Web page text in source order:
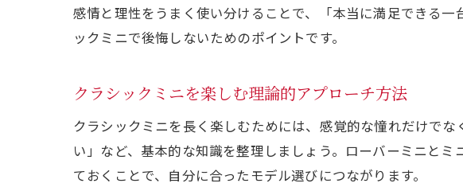
クラシックミニと
クラシックミ
ミニクーパー
クラシックミ
安心してクラシッ
感情と理性をうまく使い分けることで、「本当に満足できる
ックミニで後悔しないためのポイントです。
クラシックミニを楽しむ理論的アプローチ方法
クラシックミニを長く楽しむためには、感覚的な憧れだけで
い」など、基本的な知識を整理しましょう。ローバーミニと
ておくことで、自分に合ったモデル選びにつながります。